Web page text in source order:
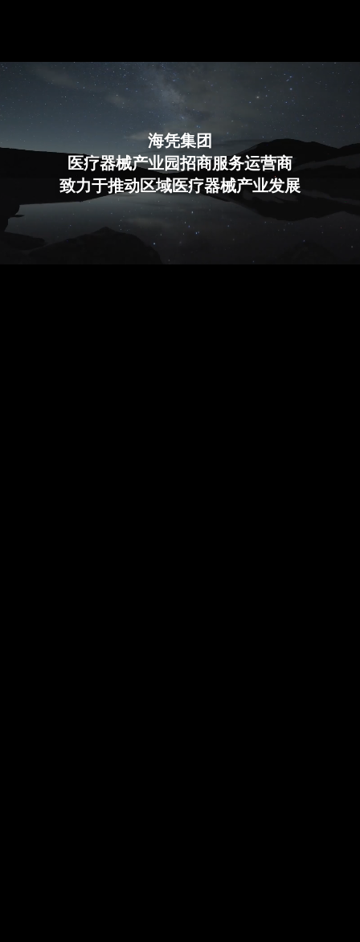
海凭集团
医疗器械产业园招商服务运营商
致力于推动区域医疗器械产业发展